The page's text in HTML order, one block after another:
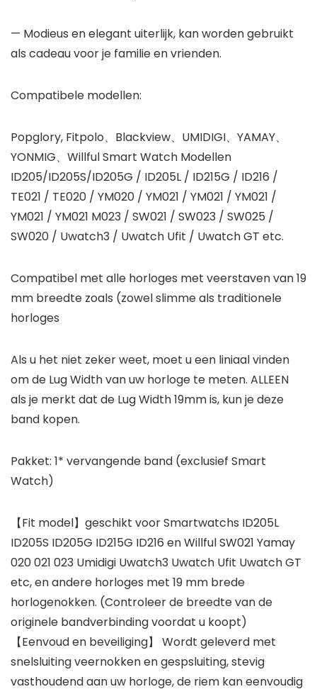
— Modieus en elegant uiterlijk, kan worden gebruikt
als cadeau voor je familie en vrienden.
Compatibele modellen:
Popglory, Fitpolo、Blackview、UMIDIGI、YAMAY、
YONMIG、Willful Smart Watch Modellen
ID205/ID205S/ID205G / ID205L / ID215G / ID216 /
TE021 / TE020 / YM020 / YM021 / YM021 / YM021 /
YM021 / YM021 M023 / SW021 / SW023 / SW025 /
SW020 / Uwatch3 / Uwatch Ufit / Uwatch GT etc.
Compatibel met alle horloges met veerstaven van 19
mm breedte zoals (zowel slimme als traditionele
horloges
Als u het niet zeker weet, moet u een liniaal vinden
om de Lug Width van uw horloge te meten. ALLEEN
als je merkt dat de Lug Width 19mm is, kun je deze
band kopen.
Pakket: 1* vervangende band (exclusief Smart
Watch)
【Fit model】geschikt voor Smartwatchs ID205L
ID205S ID205G ID215G ID216 en Willful SW021 Yamay
020 021 023 Umidigi Uwatch3 Uwatch Ufit Uwatch GT
etc, en andere horloges met 19 mm brede
horlogenokken. (Controleer de breedte van de
originele bandverbinding voordat u koopt)
【Eenvoud en beveiliging】 Wordt geleverd met
snelsluiting veernokken en gespsluiting, stevig
vasthoudend aan uw horloge, de riem kan eenvoudig